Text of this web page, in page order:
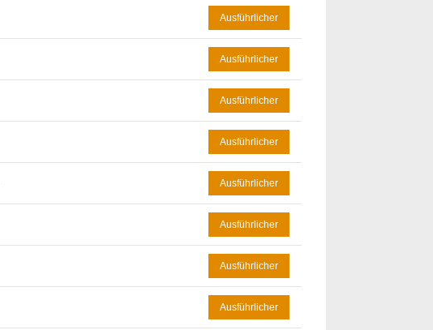
Ausführlicher
Ausführlicher
Ausführlicher
Ausführlicher
Ausführlicher
Ausführlicher
Ausführlicher
Ausführlicher